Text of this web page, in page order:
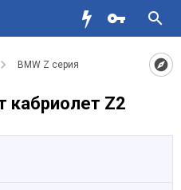
BMW Z серия
кабриолет Z2